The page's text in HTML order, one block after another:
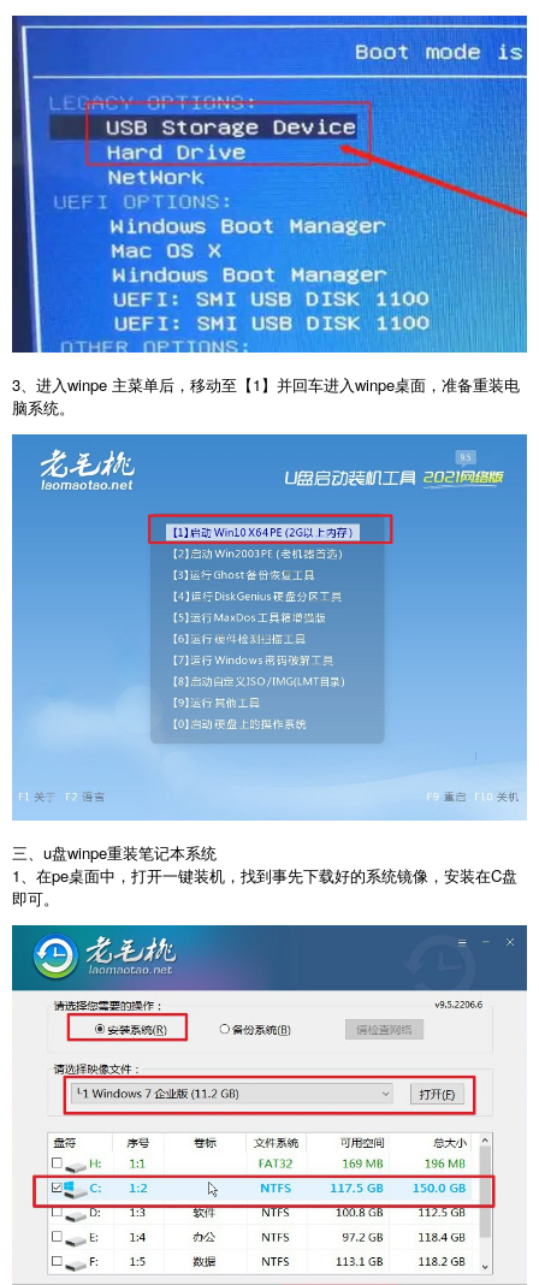
3、进入winpe 主菜单后，移动至【1】并回车进入winpe桌面，准备重装电
脑系统。
三、u盘winpe重装笔记本系统
1、在pe桌面中，打开一键装机，找到事先下载好的系统镜像，安装在C盘
即可。